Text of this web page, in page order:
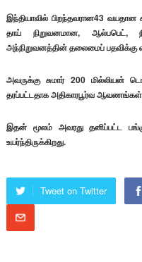
இந்தியாவில் பிறந்தவரான43
தாய் நிறுவனமான, ஆல்பபெட்,
அந்நிறுவனத்தின் தலைமைப் பதவிக்கு
அவருக்கு சுமார் 200 மில்லியன்
தரப்பட்டதாக அதிகாரபூர்வ ஆவணங்கள்
இதன் மூலம் அவரது தனிப்பட்ட
உயர்ந்திருக்கிறது.
Tweet on Twitter